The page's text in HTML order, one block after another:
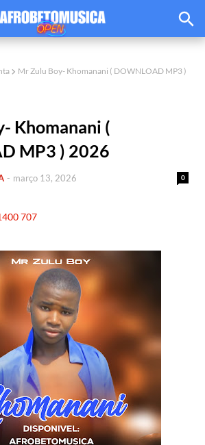
Mr Zulu Boy- Khomanani ( DOWNLOAD MP3 )
Khomanani (
MP3 ) 2026
0
- março 13, 2026